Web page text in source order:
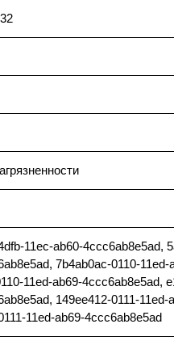
11ec-ab60-4ccc6ab8e5ad,
7b4ab0ac-0110-
11ed-ab69-4ccc6ab8e5ad,
149ee412-0111-11ed-
11ed-ab69-4ccc6ab8e5ad